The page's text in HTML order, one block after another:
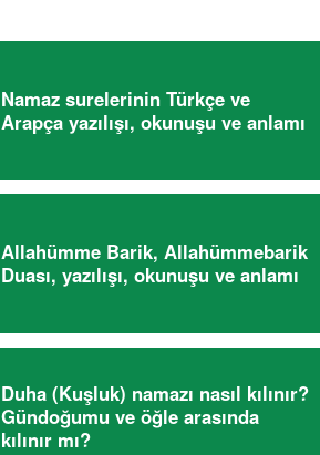
Namaz surelerinin Türkçe ve
Arapça yazılışı, okunuşu ve anlamı
Allahümme Barik, Allahümmebarik
Duası, yazılışı, okunuşu ve anlamı
Duha (Kuşluk) namazı nasıl kılınır?
Gündoğumu ve öğle arasında
kılınır mı?